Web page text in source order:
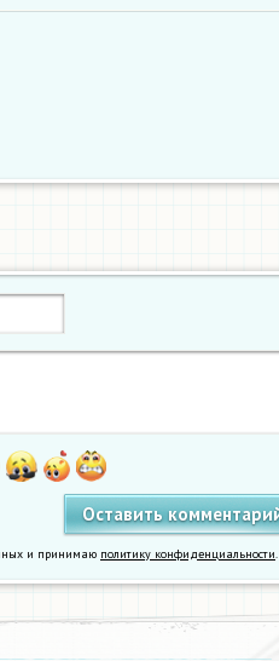
и принимаю политику конфиденциальности.